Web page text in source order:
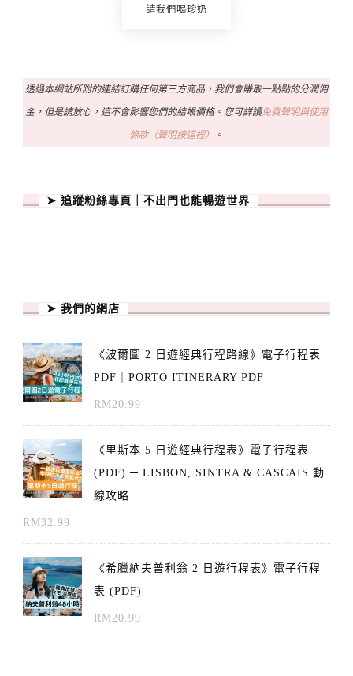
請我們喝珍奶
透過本網站所附的連結訂購任何第三方商品，我們會賺取一點點的分潤佣
金，但是請放心，這不會影響您們的結帳價格。您可詳讀免責聲明與使用
條款（聲明按這裡） 。
➤ 追蹤粉絲專頁｜不出門也能暢遊世界
➤ 我們的網店
《波爾圖 2 日遊經典行程路線》電子行程表
PDF｜PORTO ITINERARY PDF
RM20.99
《里斯本 5 日遊經典行程表》電子行程表
(PDF) ─ LISBON, SINTRA & CASCAIS 動
線攻略
RM32.99
《希臘納夫普利翁 2 日遊行程表》電子行程
表 (PDF)
RM20.99